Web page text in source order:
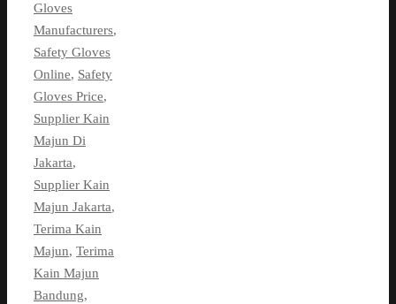
Gloves
Manufacturers,
Safety Gloves
Online, Safety
Gloves Price,
Supplier Kain
Majun Di
Jakarta,
Supplier Kain
Majun Jakarta,
Terima Kain
Majun, Terima
Kain Majun
Bandung,